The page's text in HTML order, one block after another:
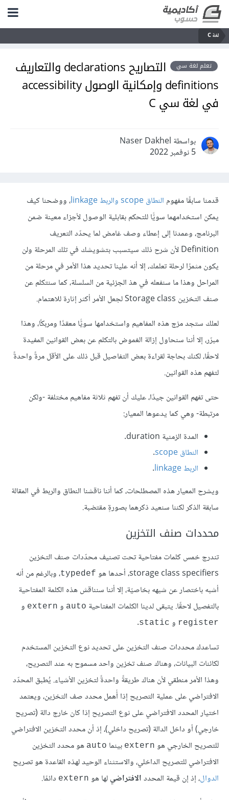
لغة C
تعلم لغة سي
التصاريح declarations والتعاريف
definitions وإمكانية الوصول accessibility
في لغة سي C
بواسطة Naser Dakhel
5 نوفمبر 2022
قدمنا سابقًا مفهوم النطاق scope والربط linkage
، ووضحنا كيف
يمكن استخدامهما سويًّا للتحكم بقابلية الوصول لأجزاء معينة ضمن
البرنامج، وعمدنا إلى إعطاء وصف غامض لما يحدّد التعريف
Definition لأن شرح ذلك سيتسبب بتشويشك في تلك المرحلة ولن
يكون مثمرًا لرحلة تعلمك، إلا أنه علينا تحديد هذا الأمر في مرحلة من
المراحل وهذا ما سنفعله في هذ الجزئية من السلسلة، كما سنتكلم عن
صنف التخزين Storage class لجعل الأمر أكثر إثارة للاهتمام.
لعلك ستجد مزج هذه المفاهيم واستخدامها سويًّا معقدًا ومربكًا، وهذا
مبرّر، إلا أننا سنحاول إزالة الغموض بالتكلم عن بعض القوانين المفيدة
لاحقًا، لكنك بحاجة لقراءة بعض التفاصيل قبل ذلك على الأقل مرةً واحدةً
لتفهم هذه القوانين.
حتى تفهم القوانين جيدًا، عليك أن تفهم ثلاثة مفاهيم مختلفة -ولكن
مرتبطة- وهي كما يدعوها المعيار:
المدة الزمنية duration.
النطاق scope
.
الربط linkage
.
ويشرح المعيار هذه المصطلحات، كما أننا ناقشنا النطاق والربط في المقالة
سابقة الذكر لكننا سنعيد ذكرهما بصورةٍ مقتضبة.
محددات صنف التخزين
تندرج خمس كلمات مفتاحية تحت تصنيف محدّدات صنف التخزين
storage class specifiers، أحدها هو
typedef، وبالرغم من أنه
أشبه باختصار عن شبهه بخاصيّة، إلا أننا سنناقش هذه الكلمة المفتاحية
بالتفصيل لاحقًا. يتبقى لدينا الكلمات المفتاحية auto و extern و
register و static
.
تساعدك محددات صنف التخزين على تحديد نوع التخزين المستخدم
لكائنات البيانات، وهناك صنف تخزين واحد مسموح به عند التصريح،
وهذا الأمر منطقي لأن هناك طريقةً واحدةً لتخزين الأشياء. يُطبق المحدّد
الافتراضي على عملية التصريح إذا أُهمل محدد صف التخزين، ويعتمد
اختيار المحدد الافتراضي على نوع التصريح إذا كان خارج دالة (تصريح
خارجي) أو داخل الدالة (تصريح داخلي)، إذ أن محدد التخزين الافتراضي
للتصريح الخارجي هو extern بينما auto هو محدد التخزين
الافتراضي للتصريح الداخلي، والاستثناء الوحيد لهذه القاعدة هو تصريح
الدوال، إذ إن قيمة المحددالافتراضيلها هو extern دائمًا.